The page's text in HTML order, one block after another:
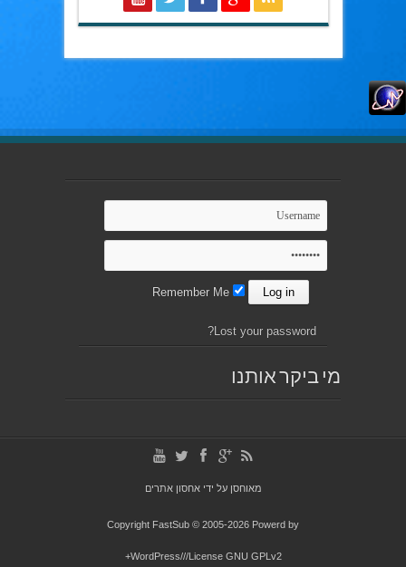
Lost your password?
מי ביקר אותנו
מאוחסן על ידיאחסון אתרים
Copyright FastSub © 2005-2026 Powerd by
WordPress///License GNU GPLv2+